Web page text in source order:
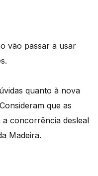
vão passar a usar
quanto à nova
que as
concorrência desleal
Madeira.